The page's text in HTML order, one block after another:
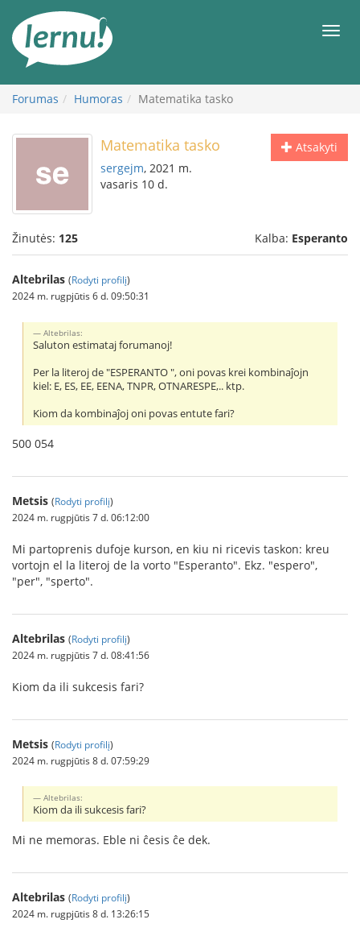
turinį
Forumas Humoras Matematika tasko
Atsakyti
Matematika tasko
sergejm, 2021 m.
vasaris 10 d.
Žinutės: 125 Kalba: Esperanto
Altebrilas (Rodyti profilį)
2024 m. rugpjūtis 6 d. 09:50:31
Altebrilas:
Saluton estimataj forumanoj!
Per la literoj de "ESPERANTO ", oni povas krei kombinaĵojn
kiel: E, ES, EE, EENA, TNPR, OTNARESPE,.. ktp.
Kiom da kombinaĵoj oni povas entute fari?
500 054
Metsis (Rodyti profilį)
2024 m. rugpjūtis 7 d. 06:12:00
Mi partoprenis dufoje kurson, en kiu ni ricevis taskon: kreu
vortojn el la literoj de la vorto "Esperanto". Ekz. "espero",
"per", "sperto".
Altebrilas (Rodyti profilį)
2024 m. rugpjūtis 7 d. 08:41:56
Kiom da ili sukcesis fari?
Metsis (Rodyti profilį)
2024 m. rugpjūtis 8 d. 07:59:29
Altebrilas:
Kiom da ili sukcesis fari?
Mi ne memoras. Eble ni ĉesis ĉe dek.
Altebrilas (Rodyti profilį)
2024 m. rugpjūtis 8 d. 13:26:15